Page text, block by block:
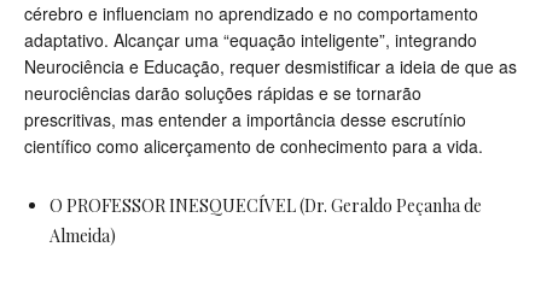
cérebro e influenciam no aprendizado e no comportamento
adaptativo. Alcançar uma “equação inteligente”, integrando
Neurociência e Educação, requer desmistificar a ideia de que as
neurociências darão soluções rápidas e se tornarão
prescritivas, mas entender a importância desse escrutínio
científico como alicerçamento de conhecimento para a vida.
O PROFESSOR INESQUECÍVEL (Dr. Geraldo Peçanha de
Almeida)